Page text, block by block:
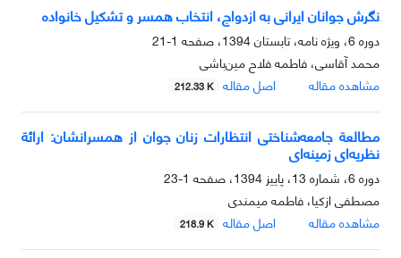
نگرش جوانان ایرانی به ازدواج، انتخاب همسر و تشکیل خانواده
دوره 6، ویژه نامه، تابستان 1394، صفحه
1-21
محمد آقاسی، فاطمه فلاح مین‌باشی
مشاهده مقاله
اصل مقاله 212.33 K
مطالعة جامعه‌شناختی انتظارات زنان جوان از همسرانشان: ارائة
نظریه‌ای زمینه‌ای
دوره 6، شماره 13، پاییز 1394، صفحه
1-23
مصطفی ازکیا، فاطمه میمندی
مشاهده مقاله
اصل مقاله 218.9 K